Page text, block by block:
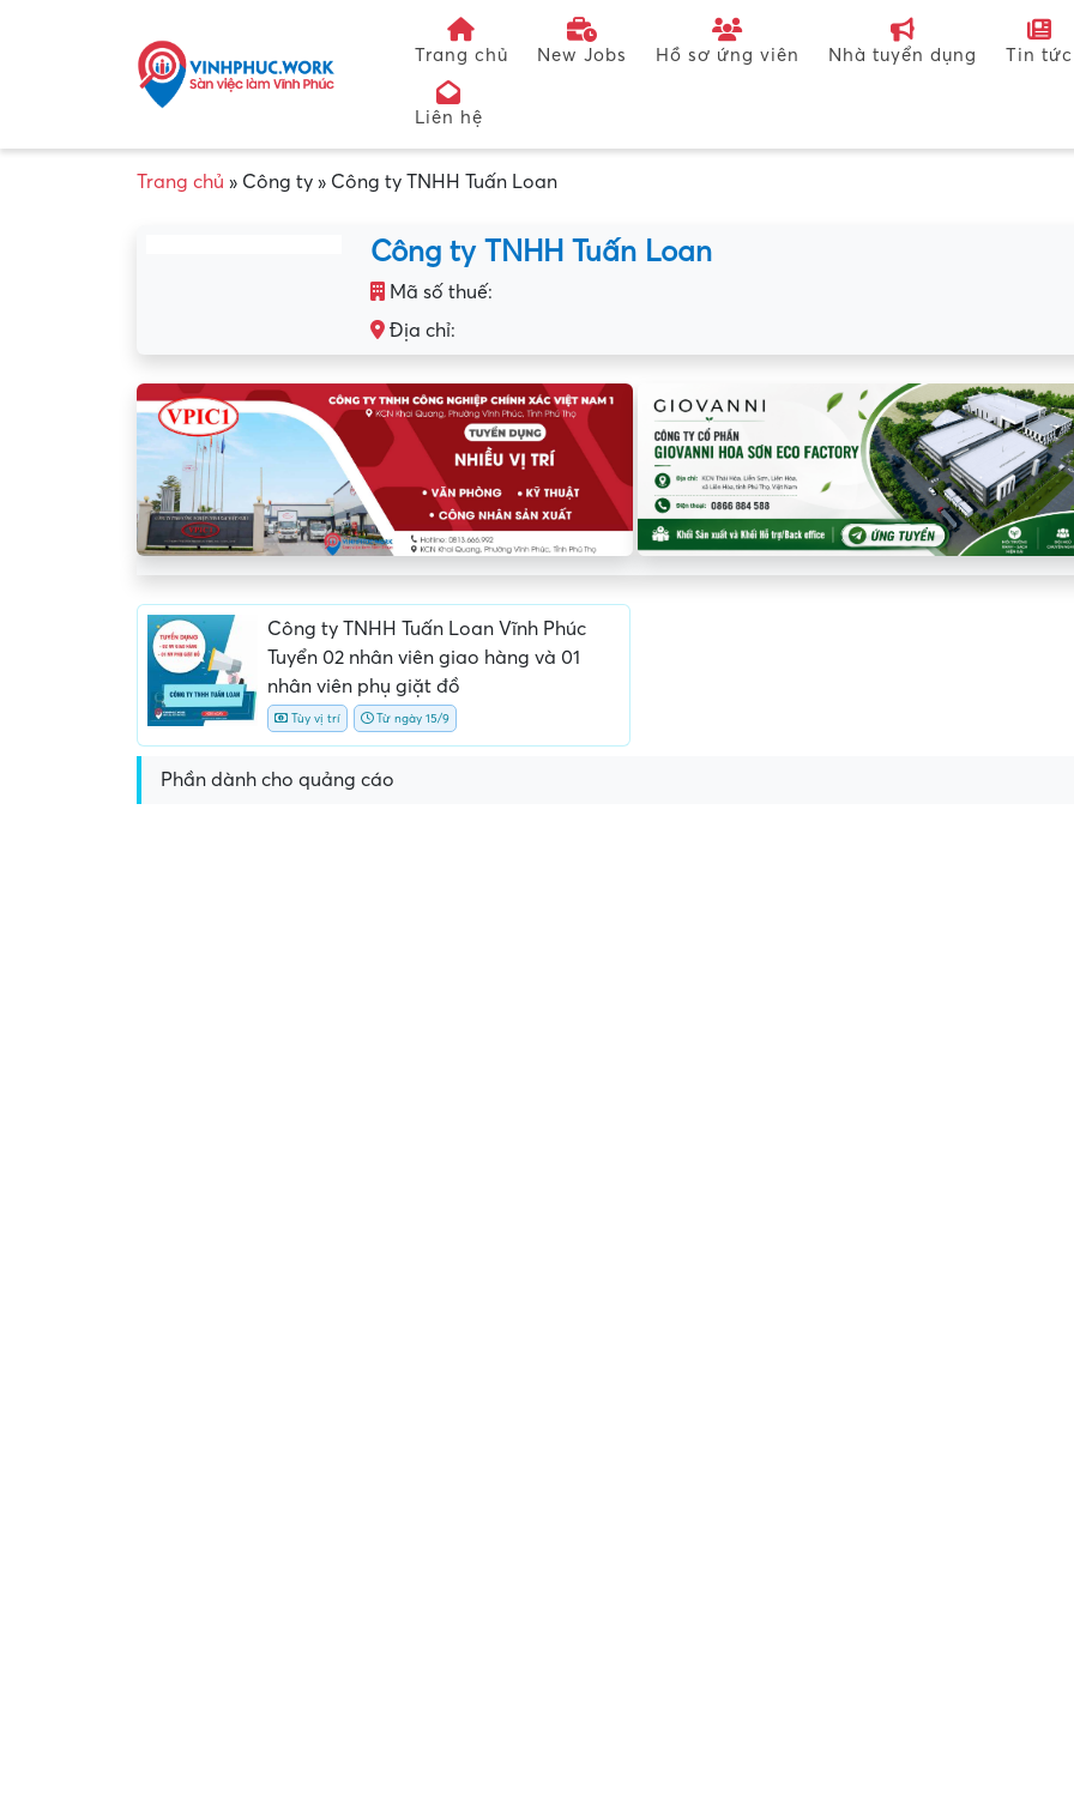
Trang chủ New Jobs Hồ sơ ứng viên Nhà tuyển dụng Tin tức
Liên hệ
Trang chủ » Công ty » Công ty TNHH Tuấn Loan
Công ty TNHH Tuấn Loan
Mã số thuế:
Địa chỉ:
Công ty TNHH Tuấn Loan Vĩnh Phúc
Tuyển 02 nhân viên giao hàng và 01
nhân viên phụ giặt đồ
Tùy vị trí Từ ngày 15/9
Phần dành cho quảng cáo